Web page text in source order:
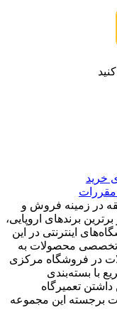
خرید
مقررات
با بیش از ۲۰ سال سابقه در زمینه فروش و
و ۱۰ هزار کالا از برترین برندهای اروپایی،
اینترنتی در این
تخصصی محصولات به
در فروشگاه مرکزی
با بسته‌بندی
تعمیرگاه
برجسته این مجموعه